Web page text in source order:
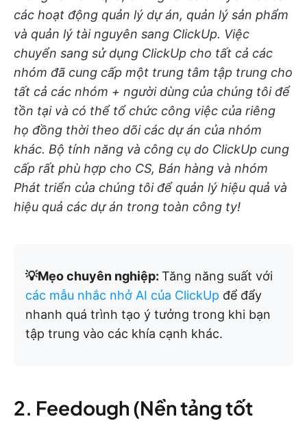
các hoạt động quản lý dự án, quản lý sản phẩm
và quản lý tài nguyên sang ClickUp. Việc
chuyển sang sử dụng ClickUp cho tất cả các
nhóm đã cung cấp một trung tâm tập trung cho
tất cả các nhóm + người dùng của chúng tôi để
tồn tại và có thể tổ chức công việc của riêng
họ đồng thời theo dõi các dự án của nhóm
khác. Bộ tính năng và công cụ do ClickUp cung
cấp rất phù hợp cho CS, Bán hàng và nhóm
Phát triển của chúng tôi để quản lý hiệu quả và
hiệu quả các dự án trong toàn công ty!
💡Mẹo chuyên nghiệp: Tăng năng suất với
các mẫu nhắc nhở AI của ClickUp để đẩy
nhanh quá trình tạo ý tưởng trong khi bạn
tập trung vào các khía cạnh khác.
2. Feedough (Nền tảng tốt